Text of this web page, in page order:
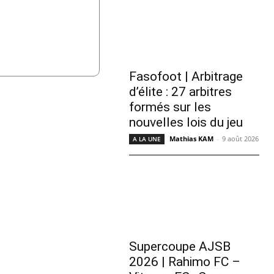
Fasofoot | Arbitrage
d’élite : 27 arbitres
formés sur les
nouvelles lois du jeu
A LA UNE Mathias KAM - 9 août 2026
Supercoupe AJSB
2026 | Rahimo FC –